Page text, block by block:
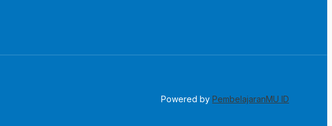
Powered by PembelajaranMU ID